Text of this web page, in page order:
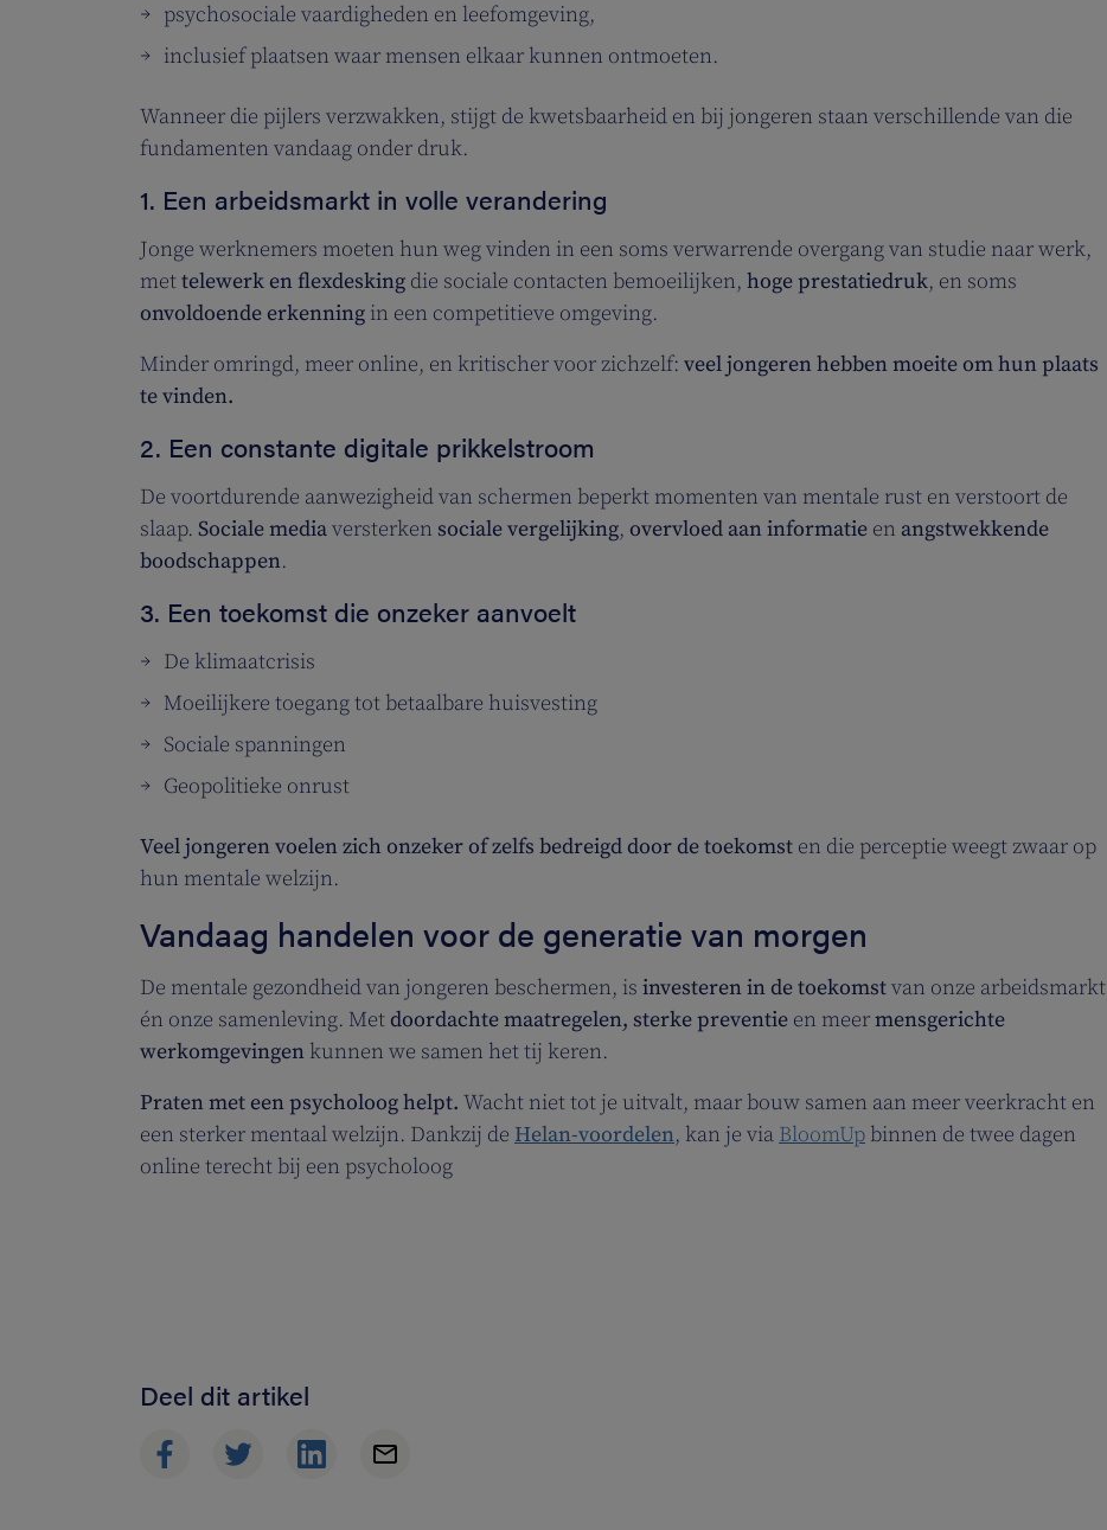
psychosociale vaardigheden en leefomgeving,
inclusief plaatsen waar mensen elkaar kunnen ontmoeten.
Wanneer die pijlers verzwakken, stijgt de kwetsbaarheid en bij jongeren staan verschillende van die
fundamenten vandaag onder druk.
1. Een arbeidsmarkt in volle verandering
Jonge werknemers moeten hun weg vinden in een soms verwarrende overgang van studie naar werk,
mettelewerk en flexdesking die sociale contacten bemoeilijken, hoge prestatiedruk, en soms
onvoldoende erkenning in een competitieve omgeving.
Minder omringd, meer online, en kritischer voor zichzelf: veel jongeren hebben moeite om hun plaats
te vinden.
2. Een constante digitale prikkelstroom
De voortdurende aanwezigheid van schermen beperkt momenten van mentale rust en verstoort de
slaap. Sociale mediaversterken sociale vergelijking, overvloed aan informatie en angstwekkende
boodschappen.
3. Een toekomst die onzeker aanvoelt
De klimaatcrisis
Moeilijkere toegang tot betaalbare huisvesting
Sociale spanningen
Geopolitieke onrust
Veel jongeren voelen zich onzeker of zelfs bedreigd door de toekomst en die perceptie weegt zwaar op
hun mentale welzijn.
Vandaag handelen voor de generatie van morgen
De mentale gezondheid van jongeren beschermen, is investeren in de toekomstvan onze arbeidsmarkt
én onze samenleving. Met doordachte maatregelen, sterke preventie en meermensgerichte
werkomgevingen kunnen we samen het tij keren.
Praten met een psycholoog helpt. Wacht niet tot je uitvalt, maar bouw samen aan meer veerkracht en
een sterker mentaal welzijn. Dankzij de Helan-voordelen, kan je via BloomUp binnen de twee dagen
online terecht bij een psycholoog
Deel dit artikel